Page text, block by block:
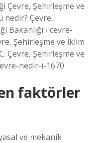
Çevre, Şehirleşme ve
nedir? Çevre,
Bakanlığı › cevre-
Şehirleşme ve İklim
Çevre, Şehirleşme ve
nedir-i-1670
faktörler
ve mekanik